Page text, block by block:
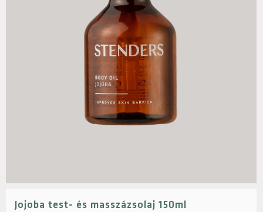
Jojoba test- és masszázsolaj 150ml